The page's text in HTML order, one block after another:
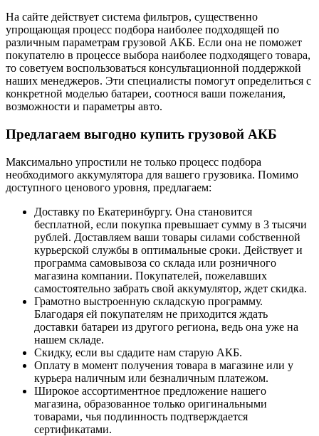
На сайте действует система фильтров, существенно
упрощающая процесс подбора наиболее подходящей по
различным параметрам грузовой АКБ. Если она не поможет
покупателю в процессе выбора наиболее подходящего товара,
то советуем воспользоваться консультационной поддержкой
наших менеджеров. Эти специалисты помогут определиться с
конкретной моделью батареи, соотнося ваши пожелания,
возможности и параметры авто.
Предлагаем выгодно купить грузовой АКБ
Максимально упростили не только процесс подбора
необходимого аккумулятора для вашего грузовика. Помимо
доступного ценового уровня, предлагаем:
Доставку по Екатеринбургу. Она становится
бесплатной, если покупка превышает сумму в 3 тысячи
рублей. Доставляем ваши товары силами собственной
курьерской службы в оптимальные сроки. Действует и
программа самовывоза со склада или розничного
магазина компании. Покупателей, пожелавших
самостоятельно забрать свой аккумулятор, ждет скидка.
Грамотно выстроенную складскую программу.
Благодаря ей покупателям не приходится ждать
доставки батареи из другого региона, ведь она уже на
нашем складе.
Скидку, если вы сдадите нам старую АКБ.
Оплату в момент получения товара в магазине или у
курьера наличным или безналичным платежом.
Широкое ассортиментное предложение нашего
магазина, образованное только оригинальными
товарами, чья подлинность подтверждается
сертификатами.